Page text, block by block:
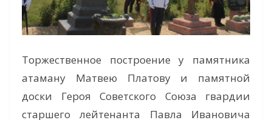
Торжественное построение у памятника
атаману Матвею Платову и памятной
доски Героя Советского Союза гвардии
старшего лейтенанта Павла Ивановича